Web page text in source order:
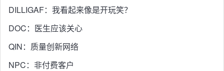
DILLIGAF：我看起来像是开玩笑？
DOC：医生应该关心
QIN：质量创新网络
NPC：非付费客户